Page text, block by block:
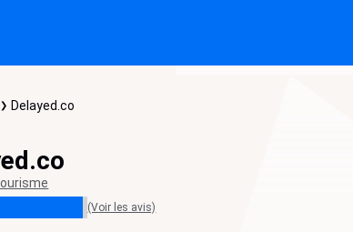
Delayed.co
(Voir les avis)